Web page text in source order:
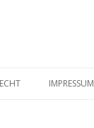
Inhalt
IMPRESSUM